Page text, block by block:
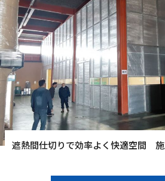
遮熱間仕切りで効率よく快適空間